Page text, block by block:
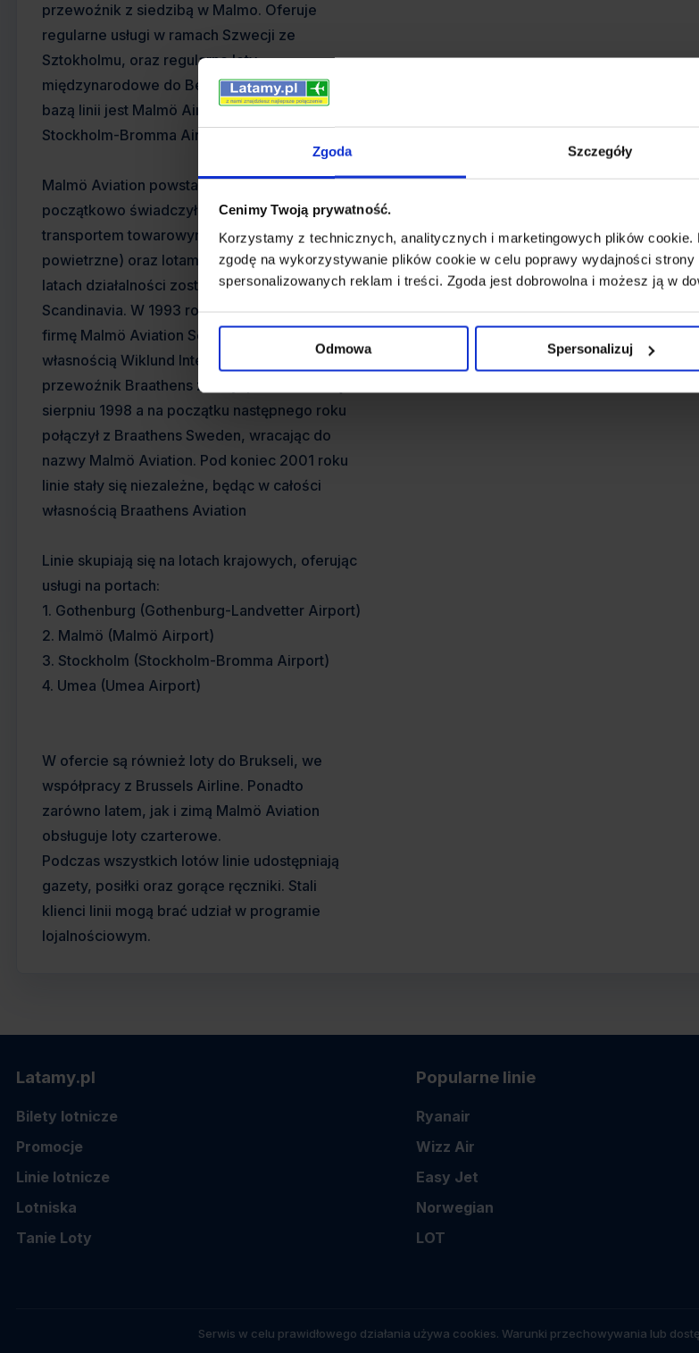
Zgoda Szczegóły
Cenimy Twoją prywatność.
Korzystamy z technicznych, analitycznych i marketingowych plików
zgodę na wykorzystywanie plików cookie w celu poprawy wydajności
spersonalizowanych reklam i treści. Zgoda jest dobrowolna i możesz ją w
Odmowa Spersonalizuj
przewoźnik z siedzibą w Malmo. Oferuje
regularne usługi w ramach Szwecji ze
Sztokholmu, oraz regularne loty
międzynarodowe do Belgii i Francji. Główną
bazą linii jest Malmö Airport, a węzłem
Stockholm-Bromma Airport.
Malmö Aviation powstało w 1981 roku i
początkowo świadczyło usługi związane z
transportem towarowym, osobowym (taksówki
powietrzne) oraz lotami szkoleniowymi. Po 11
latach działalności zostało sprzedane CityAir
Scandinavia. W 1993 roku utworzono nową
firmę Malmö Aviation Schedule, która była
własnością Wiklund Inter Trade. Norweski
przewoźnik Braathens zdobył pełna kontrolę w
sierpniu 1998 a na początku następnego roku
połączył z Braathens Sweden, wracając do
nazwy Malmö Aviation. Pod koniec 2001 roku
linie stały się niezależne, będąc w całości
własnością Braathens Aviation
Linie skupiają się na lotach krajowych, oferując
usługi na portach:
1. Gothenburg (Gothenburg-Landvetter Airport)
2. Malmö (Malmö Airport)
3. Stockholm (Stockholm-Bromma Airport)
4. Umea (Umea Airport)
W ofercie są również loty do Brukseli, we
współpracy z Brussels Airline. Ponadto
zarówno latem, jak i zimą Malmö Aviation
obsługuje loty czarterowe.
Podczas wszystkich lotów linie udostępniają
gazety, posiłki oraz gorące ręczniki. Stali
klienci linii mogą brać udział w programie
lojalnościowym.
Latamy.pl
Bilety lotnicze
Promocje
Linie lotnicze
Lotniska
Tanie Loty
Popularne linie
Ryanair
Wizz Air
Easy Jet
Norwegian
LOT
Serwis w celu prawidłowego działania używa cookies. Warunki przechowywania lub